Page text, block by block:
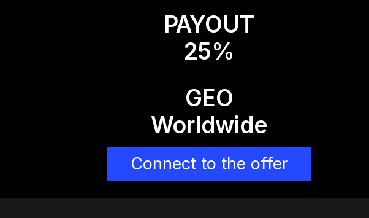
PAYOUT
25%
GEO
Worldwide
Connect to the offer